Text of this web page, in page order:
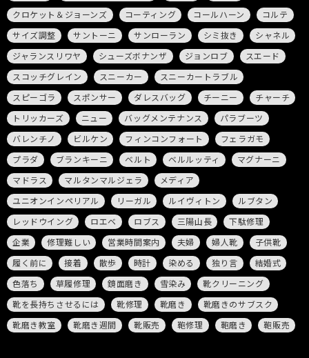
クロケット＆ジョーンズ
コーティング コールハーン
コルテ
サイズ調整
サントーニ サンローラン シミ抜き
シャネル
ジャランスリワヤ
シューズボナンザ ジョンロブ
スエード
スコッチグレイン
スニーカー
スニーカートラブル
スピーゴラ
スポンサー ダレスバッグ チーニー
チャーチ
トリッカーズ
ニュー バッグメンテナンス
パラブーツ
バレンチノ
ビルケン フィンコンフォート
フェラガモ
プラダ
ブランキーニ ベルト ベルルッティ
マグナーニ
マドラス
マルタンマルジェラ
メディア
ユニオンインペリアル
リーガル ルイヴィトン
ルブタン
レッドウイング
ロエベ ロブス 三陽山長
下駄修理
企業
修理難しい 営業時間案内 夫婦 婦人靴
子供靴
履く前に
接着 散歩 時計 染める 独り言
結婚式
色落ち
草履修理 鏡面磨き 雪染み
靴クリーニング
靴を長持ちさせるには
靴修理 靴磨き
靴磨きのサブスク
靴磨き教室
靴磨き週間 靴販売 鞄修理 鞄磨き 鞄販売